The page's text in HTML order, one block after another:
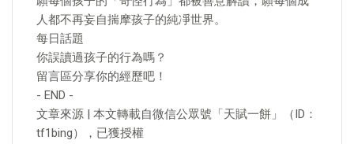
人都不再妄自揣摩孩子的純凈世界。
每日話題
你誤讀過孩子的行為嗎？
留言區分享你的經歷吧！
- END -
文章來源 | 本文轉載自微信公眾號「天賦一餅」（ID：
tf1bing），已獲授權